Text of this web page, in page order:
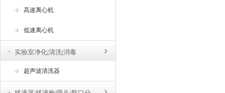
高速离心机
低速离心机
实验室净化|清洗|消毒
超声波清洗器